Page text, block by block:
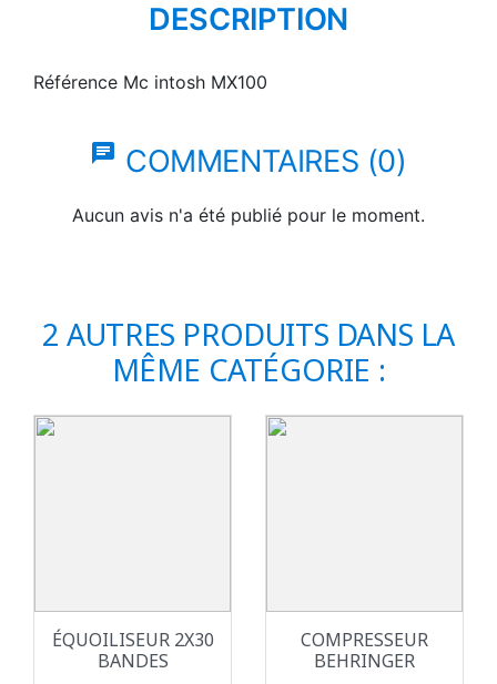
DESCRIPTION
Référence Mc intosh MX100
chat COMMENTAIRES (0)
Aucun avis n'a été publié pour le moment.
2 AUTRES PRODUITS DANS LA
MÊME CATÉGORIE :
ÉQUOILISEUR 2X30
BANDES
COMPRESSEUR
BEHRINGER